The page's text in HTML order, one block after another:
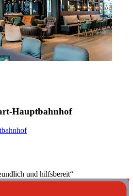
Hauptbahnhof
und hilfsbereit“